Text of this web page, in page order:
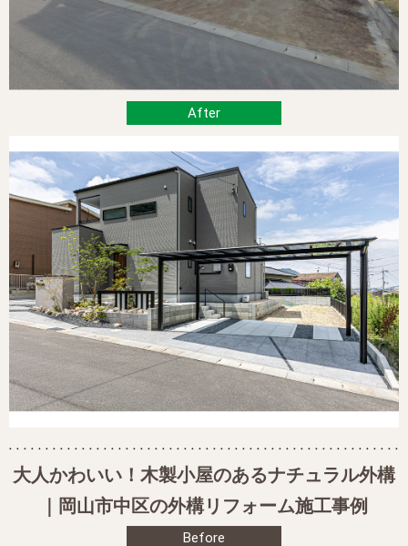
大人かわいい！木製小屋のあるナチュラル外構
｜岡山市中区の外構リフォーム施工事例